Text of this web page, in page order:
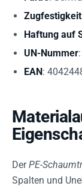
Zugfestigkeit
Haftung auf
UN-Nummer
EAN:
DerPE-
Spalten und